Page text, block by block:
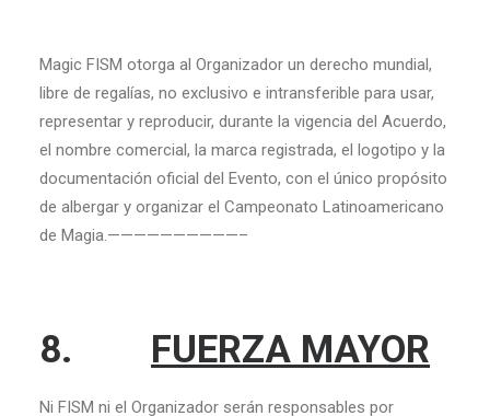
Magic FISM otorga al Organizador un derecho mundial,
libre de regalías, no exclusivo e intransferible para usar,
representar y reproducir, durante la vigencia del Acuerdo,
el nombre comercial, la marca registrada, el logotipo y la
documentación oficial del Evento, con el único propósito
de albergar y organizar el Campeonato Latinoamericano
de Magia.——————————–
8. FUERZA MAYOR
Ni FISM ni el Organizador serán responsables por